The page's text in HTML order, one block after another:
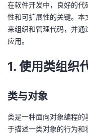
页
开
发
博
的
我
在软件开发中，良好的代
性和可扩展性的关键。
来组织和管理代码，并通
应用。
1. 使用类组织
类与对象
类是一种面向对象编程
于描述一类对象的行为和